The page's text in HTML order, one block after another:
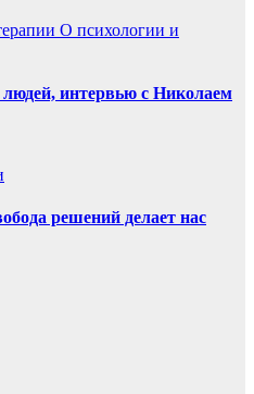
О психологии и
интервью с Николаем
решений делает нас